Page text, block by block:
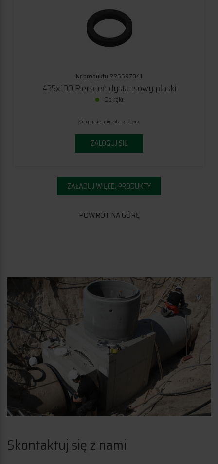
Nr produktu 225597041
435x100 Pierścień dystansowy płaski
Od ręki
Zaloguj się, aby zobaczyć ceny
ZALOGUJ SIĘ
ZAŁADUJ WIĘCEJ PRODUKTY
POWRÓT NA GÓRĘ
Skontaktuj się z nami